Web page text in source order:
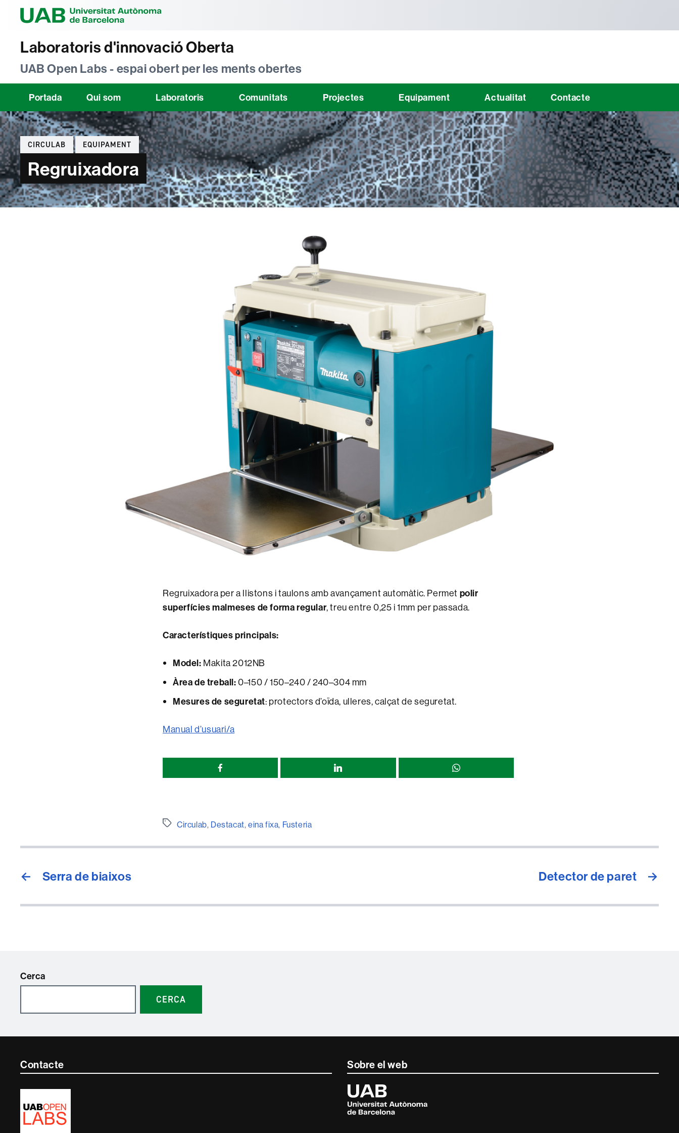
Laboratoris d'innovació Oberta
UAB Open Labs - espai obert per les ments obertes
Portada Qui som Laboratoris Comunitats Projectes Equipament Actualitat Contacte
Categories
CIRCULAB EQUIPAMENT
Regruixadora
Regruixadora per a llistons i taulons amb avançament automàtic. Permet polir
superfícies malmeses de forma regular, treu entre 0,25 i 1mm per passada.
Característiques principals:
Model: Makita 2012NB
Àrea de treball:0–150 / 150–240 / 240–304 mm
Mesures de seguretat: protectors d’oïda, ulleres, calçat de seguretat.
Manual d’usuari/a
Compartir
Etiquetes
Circulab, Destacat,eina fixa, Fusteria
← Serra de biaixos →
Detector de paret
Cerca
CERCA
Contacte
informació
legal
Contacte Sobre el web
Universitat
Autònoma
de
Barcelona